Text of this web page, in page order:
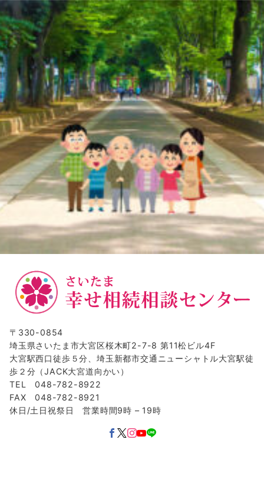
〒330-0854
埼玉県さいたま市大宮区桜木町2-7-8 第11松ビル4F
大宮駅西口徒歩５分、埼玉新都市交通ニューシャトル大宮駅徒
歩２分（JACK大宮道向かい）
TEL 048-782-8922
FAX 048-782-8921
休日/土日祝祭日 営業時間9時 – 19時